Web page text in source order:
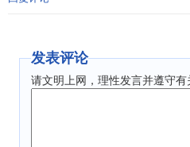
发表评论
请文明上网，理性发言并遵守有